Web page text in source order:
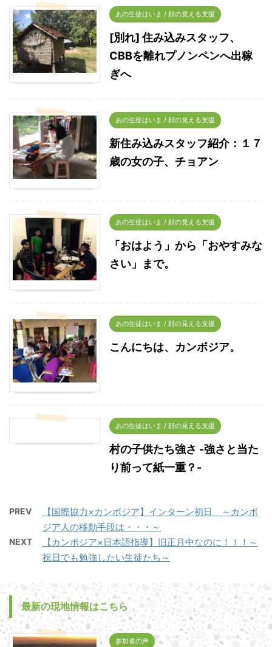
あの生徒はいま / 顔の見える支援
[別れ] 住み込みスタッフ、
CBBを離れプノンペンへ出稼
ぎへ
あの生徒はいま / 顔の見える支援
新住み込みスタッフ紹介：１７
歳の女の子、チョアン
あの生徒はいま / 顔の見える支援
「おはよう」から「おやすみな
さい」まで。
あの生徒はいま / 顔の見える支援
こんにちは、カンボジア。
あの生徒はいま / 顔の見える支援
村の子供たち強さ -強さと当た
り前って紙一重？-
PREV
【国際協力×カンボジア】インターン初日 ～カンボ
ジア人の移動手段は・・・～
NEXT
【カンボジア×日本語指導】旧正月中なのに！！！～
祝日でも勉強したい生徒たち～
最新の現地情報はこちら
参加者の声